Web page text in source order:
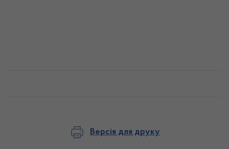
Версія для друку